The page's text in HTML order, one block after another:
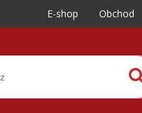
E-shop Obchod